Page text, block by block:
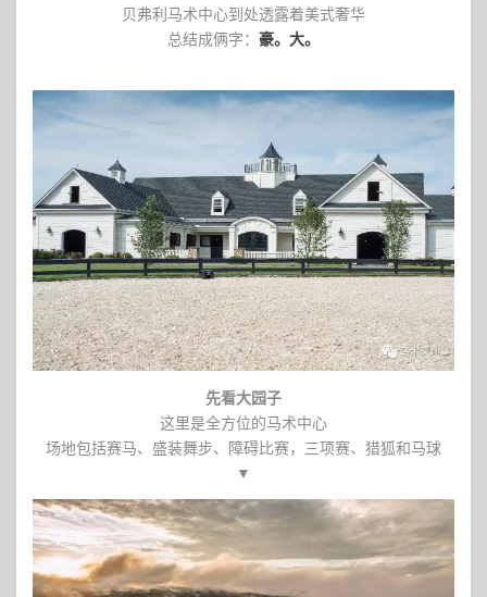
贝弗利马术中心到处透露着美式奢华
总结成俩字： 豪。大。
先看大园子
这里是全方位的马术中心
场地包括赛马、盛装舞步、障碍比赛，三项赛、猎狐和马球
▼